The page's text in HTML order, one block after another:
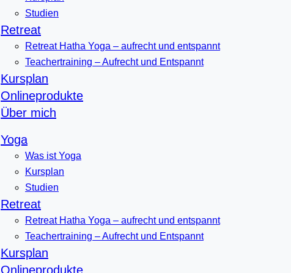
Studien
Retreat
Retreat Hatha Yoga – aufrecht und entspannt
Teachertraining – Aufrecht und Entspannt
Kursplan
Onlineprodukte
Über mich
Yoga
Was ist Yoga
Kursplan
Studien
Retreat
Retreat Hatha Yoga – aufrecht und entspannt
Teachertraining – Aufrecht und Entspannt
Kursplan
Onlineprodukte